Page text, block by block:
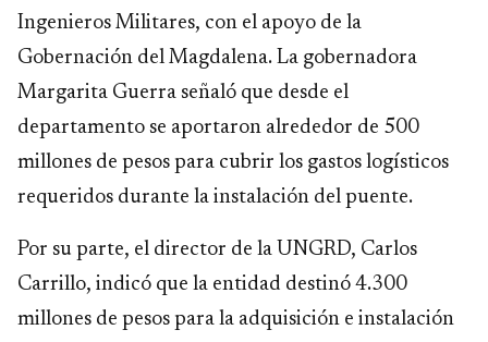
Ingenieros Militares, con el apoyo de la
Gobernación del Magdalena. La gobernadora
Margarita Guerra señaló que desde el
departamento se aportaron alrededor de 500
millones de pesos para cubrir los gastos logísticos
requeridos durante la instalación del puente.
Por su parte, el director de la UNGRD, Carlos
Carrillo, indicó que la entidad destinó 4.300
millones de pesos para la adquisición e instalación